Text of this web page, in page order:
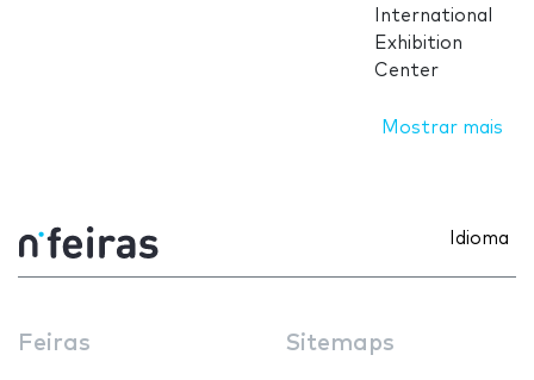
International
Exhibition
Center
Mostrar mais
Idioma
Feiras Sitemaps